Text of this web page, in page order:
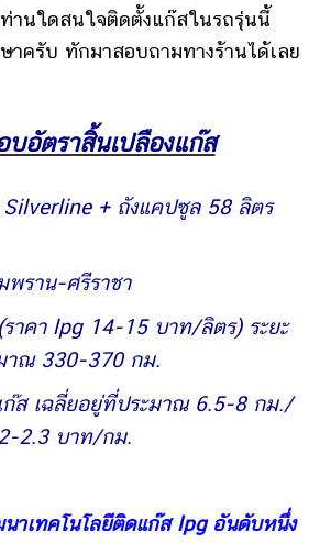
านใดสนใจติดตั้งแก๊สในรถรุ่นนี้
าครับ ทักมาสอบถามทางร้านได้เลย
บอัตราสิ้นเปลืองแก๊ส
+ ถังแคปซูล 58 ลิตร
พราน-ศรีราชา
ราคา lpg 14-15 บาท/ลิตร) ระยะ
าณ 330-370 กม.
ก๊ส เฉลี่ยอยู่ที่ประมาณ 6.5-8 กม./
2.3 บาท/กม.
าเทคโนโลยีติดแก๊ส lpg อันดับหนึ่ง